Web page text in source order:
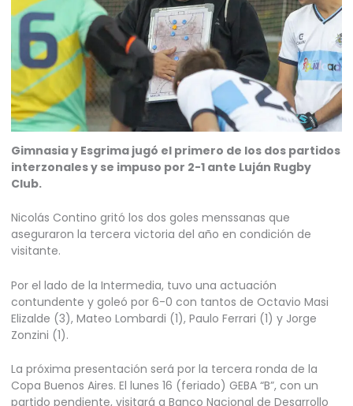
Gimnasia y Esgrima jugó el primero de los dos partidos
interzonales y se impuso por 2-1 ante Luján Rugby
Club.
Nicolás Contino gritó los dos goles menssanas que
aseguraron la tercera victoria del año en condición de
visitante.
Por el lado de la Intermedia, tuvo una actuación
contundente y goleó por 6-0 con tantos de Octavio Masi
Elizalde (3), Mateo Lombardi (1), Paulo Ferrari (1) y Jorge
Zonzini (1).
La próxima presentación será por la tercera ronda de la
Copa Buenos Aires. El lunes 16 (feriado) GEBA “B”, con un
partido pendiente, visitará a Banco Nacional de Desarrollo